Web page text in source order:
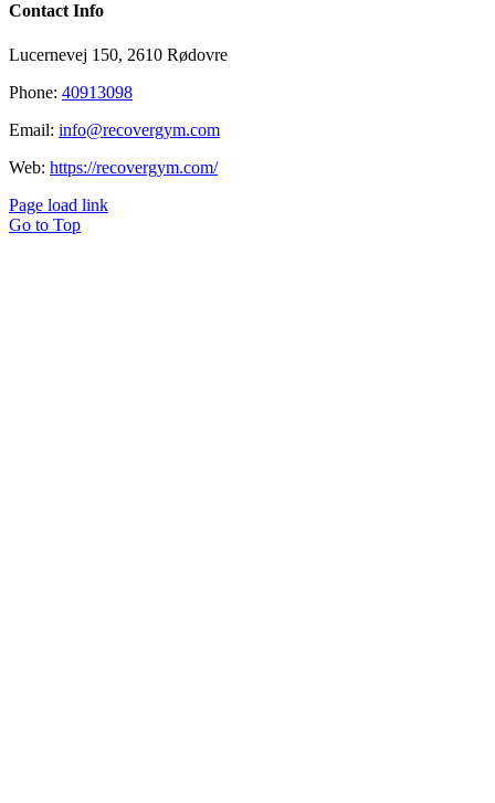
Contact Info
Lucernevej 150, 2610 Rødovre
Phone: 40913098
Email: info@recovergym.com
Web: https://recovergym.com/
Page load link
Go to Top